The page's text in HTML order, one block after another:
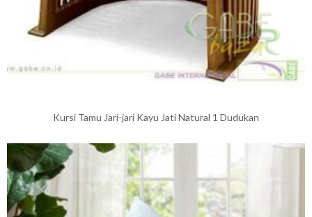
Kursi Tamu Jari-jari Kayu Jati Natural 1 Dudukan